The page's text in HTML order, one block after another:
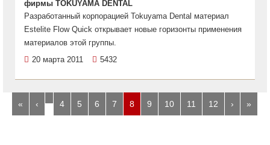
фирмы TOKUYAMA DENTAL
Разработанный корпорацией Tokuyama Dental материал
Estelite Flow Quick открывает новые горизонты применения
материалов этой группы.
20 марта 2011
5432
« ‹ 4 5 6 7 8 9 10 11 12 › »